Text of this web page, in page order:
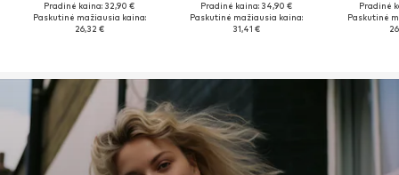
Pradinė kaina: 32,90 €
Paskutinė mažiausia kaina:
26,32 €
Pradinė kaina: 34,90 €
Paskutinė mažiausia kaina:
31,41 €
Pradinė
Paskutinė